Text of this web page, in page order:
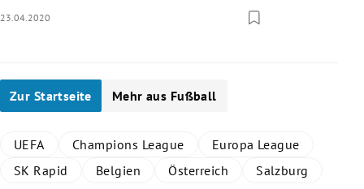
23.04.2020
Zur Startseite Mehr aus Fußball
UEFA Champions League
Europa League
SK Rapid
Belgien Österreich Salzburg